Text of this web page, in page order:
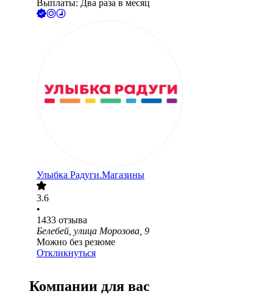
Выплаты: Два раза в месяц
Улыбка Радуги.Магазины
3.6
•
1433 отзыва
Белебей, улица Морозова, 9
Можно без резюме
Откликнуться
Компании для вас